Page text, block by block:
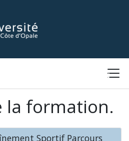
CONNEXION
la formation.
Sportif Parcours